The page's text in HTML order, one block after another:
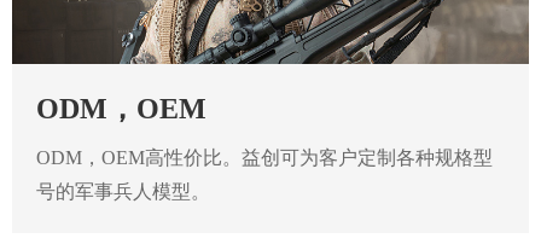
ODM，OEM
ODM，OEM高性价比。益创可为客户定制各种规格型
号的军事兵人模型。